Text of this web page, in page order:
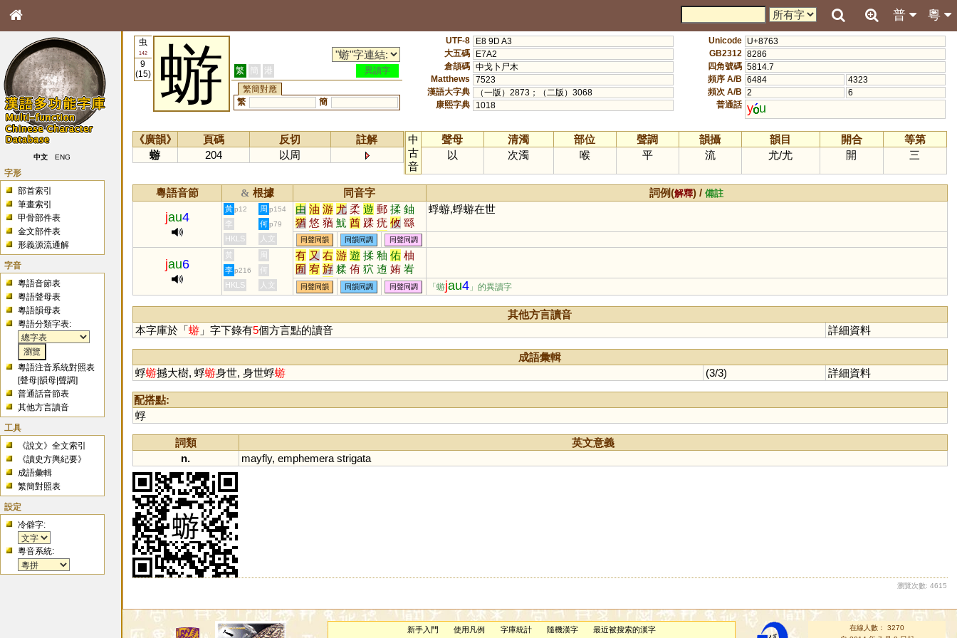
粵
普
中文 ENG
字形
部首索引
筆畫索引
甲骨部件表
金文部件表
形義源流通解
字音
粵語音節表
粵語聲母表
粵語韻母表
粵語分類字表:
粵語注音系統對照表
[聲母 |韻母 |聲調]
普通話音節表
其他方言讀音
工具
《說文》全文索引
《讀史方輿紀要》
成語彙輯
繁簡對照表
設定
冷僻字:
粵音系統:
虫
142
9
(15)
蝣 繁 簡 港
異讀字
繁簡對應
繁
簡
UTF-8
E8 9D A3
大五碼
E7A2
倉頡碼 中戈卜尸木
Matthews
7523
漢語大字典
（一版）2873；（二版）3068
康熙字典
1018
Unicode U+8763
GB2312 8286
四角號碼 5814.7
頻序 A/B 6484
4323
頻次 A/B 2
6
普通話 y u
《廣韻》 頁碼 反切
註解
蝣
204 以周
中
古
音
聲母 清濁 部位 聲調 韻攝 韻目 開合
等第
以
次濁 喉 平 流 尤/尤 開 三
粵語音節 & 根據 同音字 詞例(解釋) /備註
jau4
黃 p12 周 p154 由 油 游 尤 柔 遊 郵 揉 鈾
猶 悠 蕕 魷 酋 蹂 疣 攸 繇
揄 猷 鞣 蝤 柚 泅 斿 蚰 輶
䌛 怞 浟 庮 訧 逌 楢 楺 葇
鍒 鑐 擩 厹 尢 偤 媃 騥 揂
莤 秞 蝚 鶔 鰇 囮 沋 冘 輮
鯈
蜉蝣,蜉蝣在世
李 何 p79
HKLS 人文 同聲同韻 同韻同調 同聲同調
jau6
黃 周 有 又 右 游 遊 揉 釉 佑 柚
囿 宥 斿 糅 侑 狖 迶 姷 峟
牰 貁 祐 褎 鼬
李 p216
何
HKLS
人文 同聲同韻 同韻同調 同聲同調 「蝣jau4 」的異讀字
其他方言讀音
本字庫於「蝣」字下錄有5個方言點的讀音 詳細資料
成語彙輯
蜉蝣撼大樹, 蜉蝣身世, 身世蜉蝣 (3/3) 詳細資料
配搭點:
蜉
詞類
英文意義
n.
mayfly, emphemera strigata
瀏覽次數: 4615
新手入門 使用凡例 字庫統計 隨機漢字 最近被搜索的漢字
在線人數： 3270